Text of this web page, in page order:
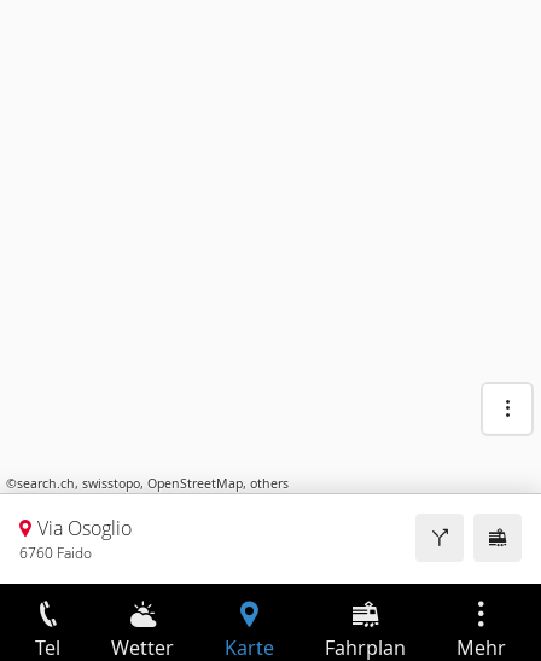
©search.ch, swisstopo, OpenStreetMap, others
Via Osoglio
6760 Faido
Tel Wetter Karte Fahrplan Mehr